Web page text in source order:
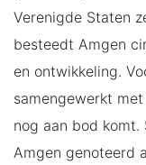
Verenigde Staten
besteedt Amgen
en ontwikkeling.
samengewerkt
nog aan bod komt.
Amgen genoteerd